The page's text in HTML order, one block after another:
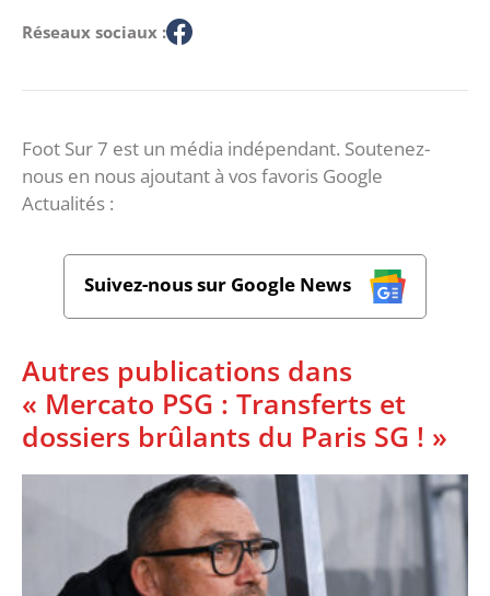
Réseaux sociaux :
Foot Sur 7 est un média indépendant. Soutenez-
nous en nous ajoutant à vos favoris Google
Actualités :
Suivez-nous sur Google News
Autres publications dans
« Mercato PSG : Transferts et
dossiers brûlants du Paris SG ! »